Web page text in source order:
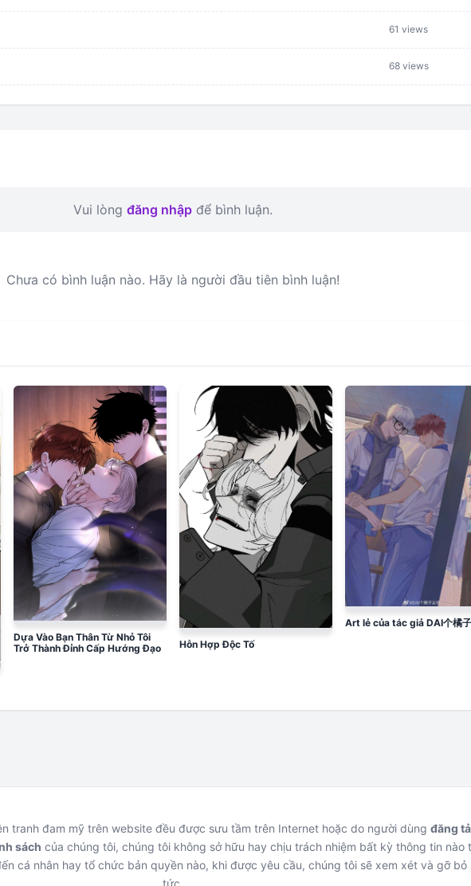
61 views
68 views
Vui lòng đăng nhập để bình luận.
Chưa có bình luận nào. Hãy là người đầu tiên bình luận!
Dựa Vào Bạn Thân Từ Nhỏ Tôi
Trở Thành Đỉnh Cấp Hướng Đạo
Hỗn Hợp Độc Tố
Art lẻ của tác giả DAI个橘
tranh đam mỹ trên website đều được sưu tầm trên Internet hoặc do người dùng đăng
sách của chúng tôi, chúng tôi không sở hữu hay chịu trách nhiệm bất kỳ thông tin nào
cá nhân hay tổ chức bản quyền nào, khi được yêu cầu, chúng tôi sẽ xem xét và gỡ bỏ